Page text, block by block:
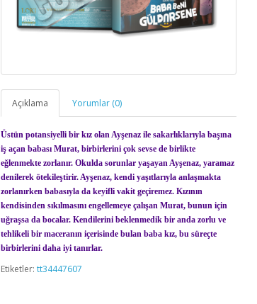
Açıklama Yorumlar (0)
Üstün potansiyelli bir kız olan Ayşenaz ile sakarlıklarıyla başına
iş açan babası Murat, birbirlerini çok sevse de birlikte
eğlenmekte zorlanır. Okulda sorunlar yaşayan Ayşenaz, yaramaz
denilerek ötekileştirir. Ayşenaz, kendi yaşıtlarıyla anlaşmakta
zorlanırken babasıyla da keyifli vakit geçiremez. Kızının
kendisinden sıkılmasını engellemeye çalışan Murat, bunun için
uğraşsa da bocalar. Kendilerini beklenmedik bir anda zorlu ve
tehlikeli bir maceranın içerisinde bulan baba kız, bu süreçte
birbirlerini daha iyi tanırlar.
Etiketler: tt34447607